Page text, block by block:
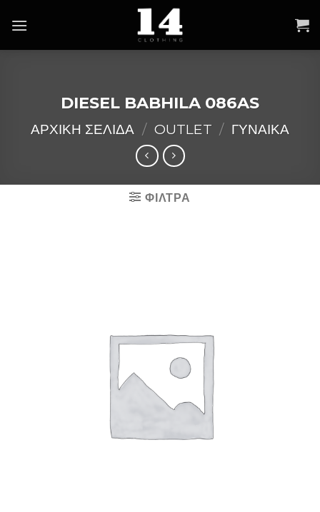
DIESEL BABHILA 086AS
ΑΡΧΙΚΉ ΣΕΛΊΔΑ / OUTLET / ΓΥΝΑΙΚΑ
ΦΙΛΤΡΑ